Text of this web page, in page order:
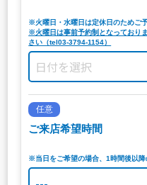
※火曜日・水曜日は定休日のためご
※火曜日は事前予約制となっており
さい（tel03-3794-1154）
任意
ご来店希望時間
※当日をご希望の場合、1時間後以降